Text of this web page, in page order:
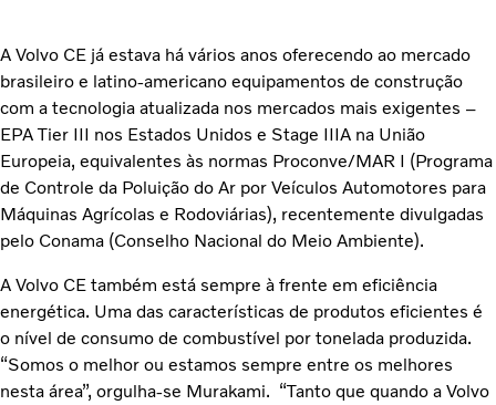
A Volvo CE já estava há vários anos oferecendo ao mercado
brasileiro e latino-americano equipamentos de construção
com a tecnologia atualizada nos mercados mais exigentes –
EPA Tier III nos Estados Unidos e Stage IIIA na União
Europeia, equivalentes às normas Proconve/MAR I (Programa
de Controle da Poluição do Ar por Veículos Automotores para
Máquinas Agrícolas e Rodoviárias), recentemente divulgadas
pelo Conama (Conselho Nacional do Meio Ambiente).
A Volvo CE também está sempre à frente em eficiência
energética. Uma das características de produtos eficientes é
o nível de consumo de combustível por tonelada produzida.
“Somos o melhor ou estamos sempre entre os melhores
nesta área”, orgulha-se Murakami. “Tanto que quando a Volvo